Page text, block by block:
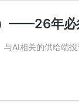
——26年必
AI相关的供给端